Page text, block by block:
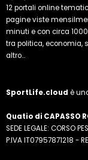
12 portali online
pagine viste
minuti e con circa
tra politica, economia,
altro...
SportLife.cloud è
Quatio di CAPASSO
SEDE LEGALE: CORSO
P.IVA IT07957871218 -